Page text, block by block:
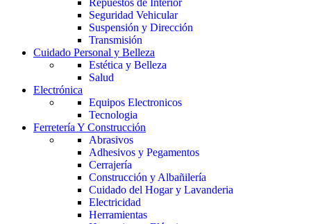
Repuestos de Interior
Seguridad Vehicular
Suspensión y Dirección
Transmisión
Cuidado Personal y Belleza
Estética y Belleza
Salud
Electrónica
Equipos Electronicos
Tecnologia
Ferretería Y Construcción
Abrasivos
Adhesivos y Pegamentos
Cerrajería
Construcción y Albañilería
Cuidado del Hogar y Lavanderia
Electricidad
Herramientas